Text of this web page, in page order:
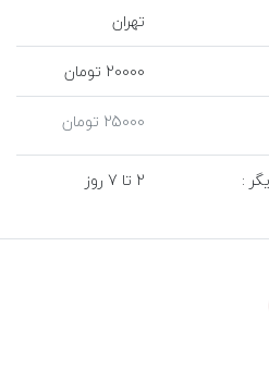
تهران
20000 تومان
25000 تومان
: 2 تا 7 روز